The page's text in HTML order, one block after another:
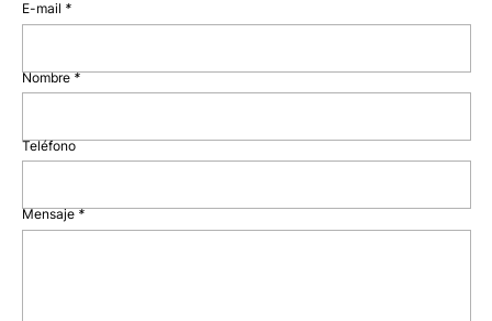
E-mail *
Nombre*
Teléfono
Mensaje *